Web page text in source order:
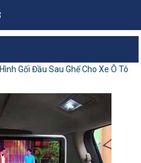
Gối Đầu Sau Ghế Cho Xe Ô Tô